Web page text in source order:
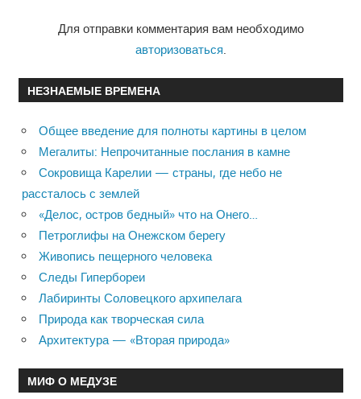
Для отправки комментария вам необходимо
авторизоваться
НЕЗНАЕМЫЕ ВРЕМЕНА
Общее введение для полноты картины в целом
Мегалиты: Непрочитанные послания в камне
Сокровища Карелии — страны, где небо не
рассталось с землей
«Делос, остров бедный» что на Онего…
Петроглифы на Онежском берегу
Живопись пещерного человека
Следы Гипербореи
Лабиринты Соловецкого архипелага
Природа как творческая сила
Архитектура — «Вторая природа»
МИФ О МЕДУЗЕ